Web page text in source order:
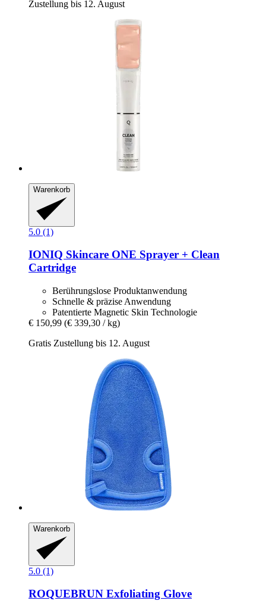
Zustellung bis 12. August
Warenkorb
5.0 (1)
IONIQ Skincare ONE Sprayer + Clean
Cartridge
Berührungslose Produktanwendung
Schnelle & präzise Anwendung
Patentierte Magnetic Skin Technologie
€ 150,99 (€ 339,30 / kg)
Gratis Zustellung bis 12. August
Warenkorb
5.0 (1)
ROQUEBRUN Exfoliating Glove